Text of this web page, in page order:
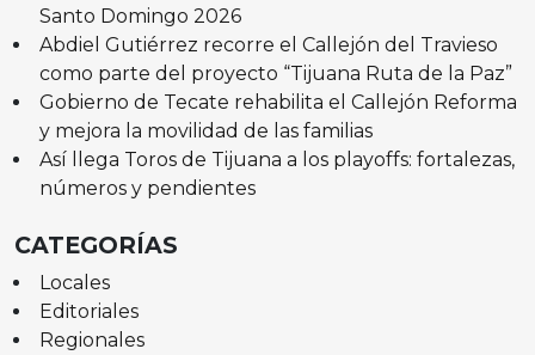
Santo Domingo 2026
Abdiel Gutiérrez recorre el Callejón del Travieso
como parte del proyecto “Tijuana Ruta de la Paz”
Gobierno de Tecate rehabilita el Callejón Reforma
y mejora la movilidad de las familias
Así llega Toros de Tijuana a los playoffs: fortalezas,
números y pendientes
CATEGORÍAS
Locales
Editoriales
Regionales